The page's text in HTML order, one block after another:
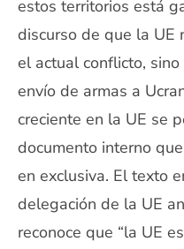
estos territorios está
discurso de que la UE
el actual conflicto,
envío de armas a
creciente en la UE se
documento interno
en exclusiva. El texto
delegación de la UE
reconoce que “la UE